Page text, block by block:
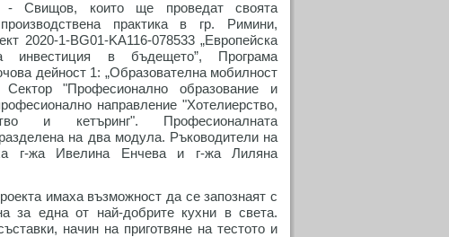
- Свищов, които ще проведат своята
практика в гр. Римини,
2020-1-BG01-KA116-078533 „Европейска
инвестиция в бъдещето”, Програма
дейност 1: „Образователна мобилност
Сектор "Професионално образование и
направление "Хотелиерство,
и кетъринг". Професионалната
на два модула. Ръководители на
г-жа Ивелина Енчева и г-жа Лиляна
имаха възможност да се запознаят с
за една от най-добрите кухни в света.
начин на приготвяне на тестото и